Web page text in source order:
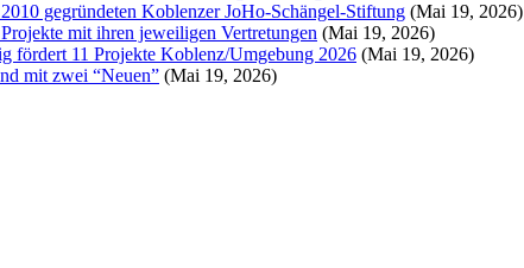
gegründeten Koblenzer JoHo-Schängel-Stiftung (Mai 19, 2026)
mit ihren jeweiligen Vertretungen (Mai 19, 2026)
fördert 11 Projekte Koblenz/Umgebung 2026 (Mai 19, 2026)
mit zwei “Neuen” (Mai 19, 2026)